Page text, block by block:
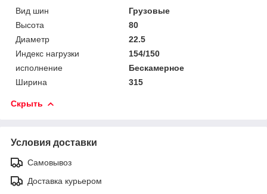
Вид шин
Грузовые
Высота
80
Диаметр
22.5
Индекс нагрузки
154/150
исполнение
Бескамерное
Ширина
315
Скрыть
Условия доставки
Самовывоз
Доставка курьером